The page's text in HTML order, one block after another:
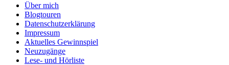
Über mich
Blogtouren
Datenschutzerklärung
Impressum
Aktuelles Gewinnspiel
Neuzugänge
Lese- und Hörliste